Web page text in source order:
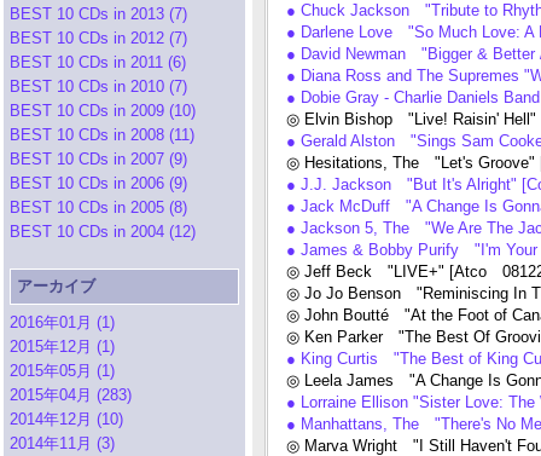
BEST 10 CDs in 2013 (7)
BEST 10 CDs in 2012 (7)
BEST 10 CDs in 2011 (6)
BEST 10 CDs in 2010 (7)
BEST 10 CDs in 2009 (10)
BEST 10 CDs in 2008 (11)
BEST 10 CDs in 2007 (9)
BEST 10 CDs in 2006 (9)
BEST 10 CDs in 2005 (8)
BEST 10 CDs in 2004 (12)
アーカイブ
2016年01月 (1)
2015年12月 (1)
2015年05月 (1)
2015年04月 (283)
2014年12月 (10)
2014年11月 (3)
● Chuck Jackson "Tribute to
● Darlene Love "So Much Love: A
● David Newman "Bigger &
● Diana Ross and The Supremes
● Dobie Gray - Charlie Daniels
◎ Elvin Bishop "Live! Raisin' Hell"
● Gerald Alston "Sings Sam
◎ Hesitations, The "Let's
● J.J. Jackson "But It's Alright"
● Jack McDuff "A Change Is
● Jackson 5, The "We Are The
● James & Bobby Purify "I'm
◎ Jeff Beck "LIVE+" [Atco
◎ Jo Jo Benson "Reminiscing In
◎ John Boutté "At the Foot of
◎ Ken Parker "The Best Of
● King Curtis "The Best of King
◎ Leela James "A Change Is
● Lorraine Ellison "Sister Love:
● Manhattans, The "There's No
◎ Marva Wright "I Still Haven't